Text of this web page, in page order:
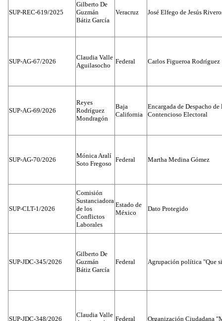
SUP-REC-619/2025
Gilberto De
Guzmán
Bátiz García
Veracruz José Elfego de Jesús
SUP-AG-67/2026
Claudia Valle
Aguilasocho
Federal Carlos Figueroa Rodríguez
SUP-AG-69/2026
Reyes
Rodríguez
Mondragón
Baja
California
Encargada de Despacho
Contencioso Electoral
SUP-AG-70/2026
Mónica Aralí
Soto Fregoso
Federal Martha Medina Gómez
SUP-CLT-1/2026
Comisión
Sustanciadora
de los
Conflictos
Laborales
Estado de
México
Dato Protegido
SUP-JDC-345/2026
Gilberto De
Guzmán
Bátiz García
Federal Agrupación política "Que
SUP-JDC-348/2026
Claudia Valle
Federal Organización Ciudadana